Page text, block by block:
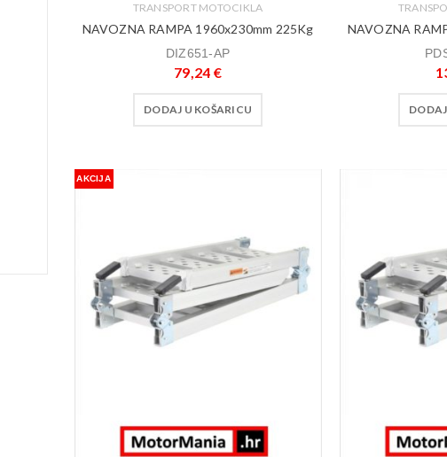
TRANSPORT MOTOCIKLA
NAVOZNA RAMPA 1960x230mm 225Kg
DIZ651-AP
79,24 €
DODAJ U KOŠARICU
NAVOZNA
AKCIJA